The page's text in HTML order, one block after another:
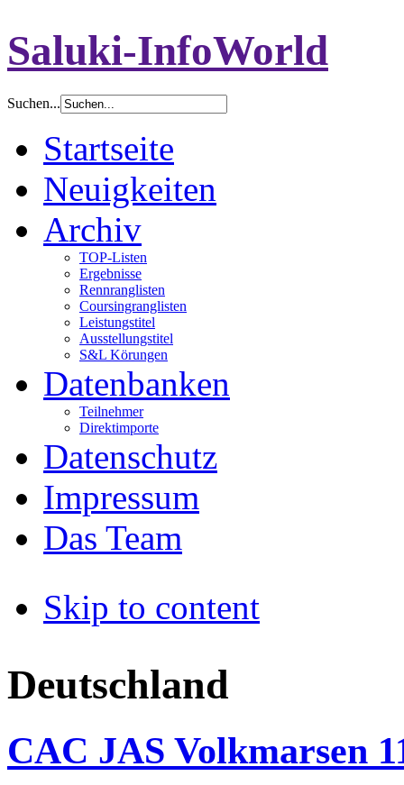
Saluki-InfoWorld
Suchen...
Startseite
Neuigkeiten
Archiv
TOP-Listen
Ergebnisse
Rennranglisten
Coursingranglisten
Leistungstitel
Ausstellungstitel
S&L Körungen
Datenbanken
Teilnehmer
Direktimporte
Datenschutz
Impressum
Das Team
Skip to content
Deutschland
CAC JAS Volkmarsen